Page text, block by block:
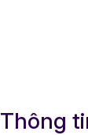
Thông